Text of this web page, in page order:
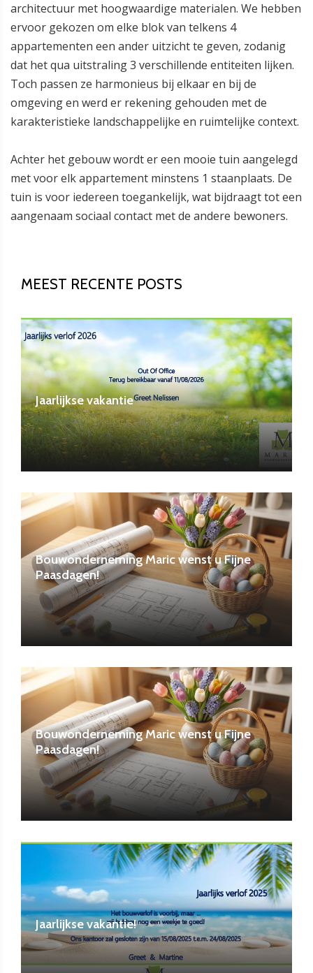
architectuur met hoogwaardige materialen. We hebben
ervoor gekozen om elke blok van telkens 4
appartementen een ander uitzicht te geven, zodanig
dat het qua uitstraling 3 verschillende entiteiten lijken.
Toch passen ze harmonieus bij elkaar en bij de
omgeving en werd er rekening gehouden met de
karakteristieke landschappelijke en ruimtelijke context.
Achter het gebouw wordt er een mooie tuin aangelegd
met voor elk appartement minstens 1 staanplaats. De
tuin is voor iedereen toegankelijk, wat bijdraagt tot een
aangenaam sociaal contact met de andere bewoners.
MEEST RECENTE POSTS
Jaarlijkse vakantie
Bouwonderneming Maric wenst u Fijne
Paasdagen!
Bouwonderneming Maric wenst u Fijne
Paasdagen!
Jaarlijkse vakantie!